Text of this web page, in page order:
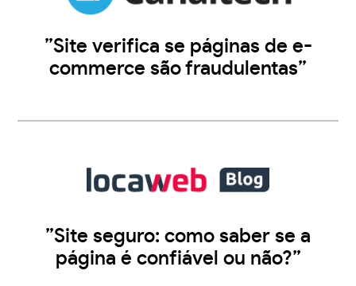
”Site verifica se páginas de e-
commerce são fraudulentas”
”Site seguro: como saber se a
página é confiável ou não?”